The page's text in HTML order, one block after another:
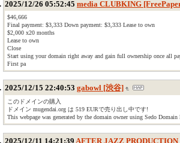
2025/12/26 05:52:45 media CLUBKING
$46,666
Final payment: $3,333 Down payment: $3,333 Lease to own
$2,000 x20 months
Lease to own
Close
Start using your domain right away and gain full ownership once all
First pa
2025/12/15 22:40:53 gabowl [渋谷]
このドメインの購入
ドメイン mugendai.org は 519 EURで売り出し中です!
This webpage was generated by the domain owner using Sedo
2025/12/11 14:21:39 AFTER JAZZ